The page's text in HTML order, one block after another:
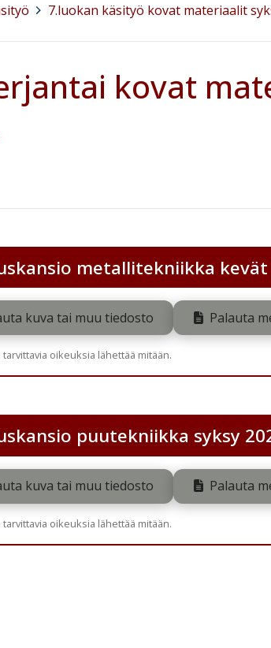
7.luokan käsityö kovat materiaalit
kovat
metallitekniikka kevät
kuva tai muu tiedosto Palauta
oikeuksia lähettää mitään.
puutekniikka syksy
kuva tai muu tiedosto Palauta
oikeuksia lähettää mitään.